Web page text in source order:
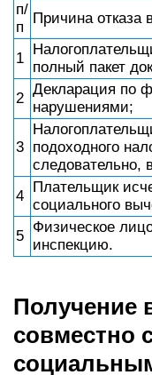
п/
п
Причина отказа
1
полный пакет
2
Декларация по
нарушениями;
3 подоходного
следовательно,
4
Плательщик
социального
5
Физическое
инспекцию.
Получение
совместно